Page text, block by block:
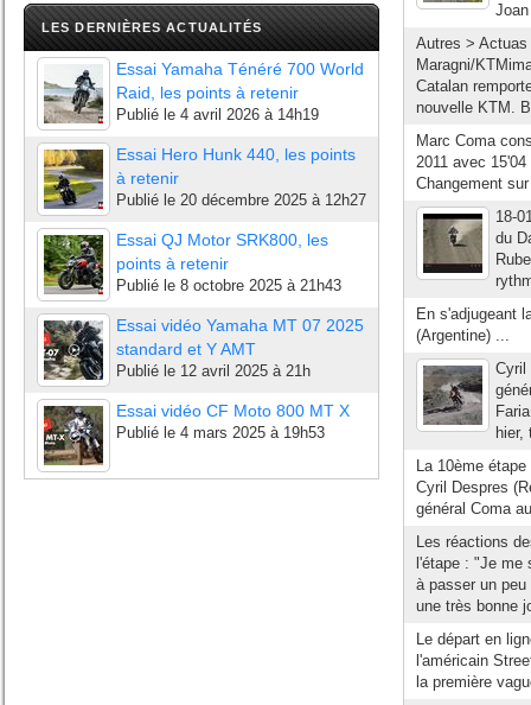
LES DERNIÈRES ACTUALITÉS
Essai Yamaha Ténéré 700 World
Raid, les points à retenir
Publié le 4 avril 2026 à 14h19
Essai Hero Hunk 440, les points
à retenir
Publié le 20 décembre 2025 à 12h27
Essai QJ Motor SRK800, les
points à retenir
Publié le 8 octobre 2025 à 21h43
Essai vidéo Yamaha MT 07 2025
standard et Y AMT
Publié le 12 avril 2025 à 21h
Essai vidéo CF Moto 800 MT X
Publié le 4 mars 2025 à 19h53
Autres >
Maragni/
Catalan
nouvelle KTM.
Marc Coma
2011 avec
Changement
18-
du
En s'adjugeant
(Argentine) ...
Cyril
hier,
La 10ème
Cyril Despres
général Coma
Les réactions
l'étape : "Je me
à passer un
une très bonne
Le départ en
l'américain
la première